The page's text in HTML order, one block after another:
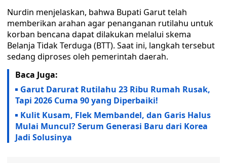
Nurdin menjelaskan, bahwa Bupati Garut telah
memberikan arahan agar penanganan rutilahu untuk
korban bencana dapat dilakukan melalui skema
Belanja Tidak Terduga (BTT). Saat ini, langkah tersebut
sedang diproses oleh pemerintah daerah.
Baca Juga:
Garut Darurat Rutilahu 23 Ribu Rumah Rusak,
Tapi 2026 Cuma 90 yang Diperbaiki!
Kulit Kusam, Flek Membandel, dan Garis Halus
Mulai Muncul? Serum Generasi Baru dari Korea
Jadi Solusinya